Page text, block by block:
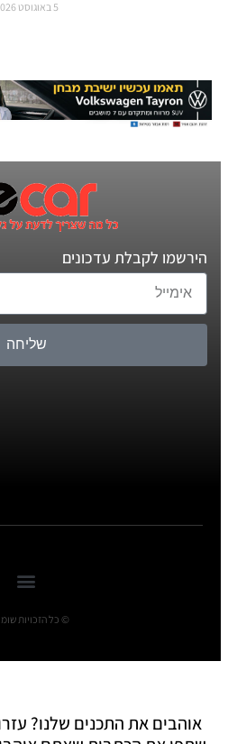
5 באוגוסט 2026
הירשמו לקבלת עדכונים
שליחה
© כל הזכויות
אוהבים את התכנים שלנו? עזרו